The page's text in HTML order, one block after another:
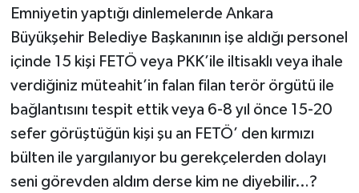
Emniyetin yaptığı dinlemelerde Ankara
Büyükşehir Belediye Başkanının işe aldığı personel
içinde 15 kişi FETÖ veya PKK’ile iltisaklı veya ihale
verdiğiniz müteahit’in falan filan terör örgütü ile
bağlantısını tespit ettik veya 6-8 yıl önce 15-20
sefer görüştüğün kişi şu an FETÖ’ den kırmızı
bülten ile yargılanıyor bu gerekçelerden dolayı
seni görevden aldım derse kim ne diyebilir…?